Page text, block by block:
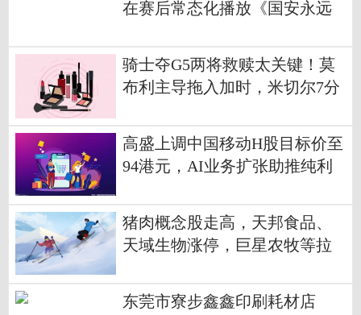
在赛后常态化播放《国安永远
骑士夺G5两将救赎太关键！莫
布利主导拖入加时，米切尔7分
高盛上调中国移动H股目标价至
94港元，AI业务扩张助推纯利
猪肉概念股走高，天邦食品、
天域生物涨停，巨星农牧等拉
东莞市寮步鑫鑫印刷耗材店